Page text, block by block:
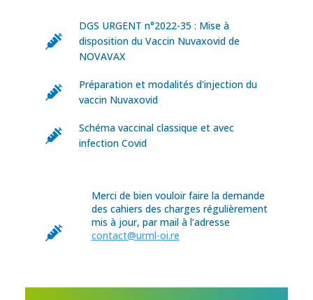
DGS URGENT n°2022-35 : Mise à
disposition du Vaccin Nuvaxovid de
NOVAVAX
Préparation et modalités d'injection du
vaccin Nuvaxovid
Schéma vaccinal classique et avec
infection Covid
Merci de bien vouloir faire la demande
des cahiers des charges régulièrement
mis à jour, par mail à l’adresse
contact@urml-oi.re